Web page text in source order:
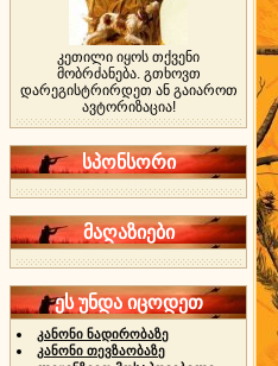
კეთილი იყოს თქვენი
მობრძანება. გთხოვთ
დარეგისტრირდეთ ან გაიაროთ
ავტორიზაცია!
სპონსორი
მაღაზიები
ეს უნდა იცოდეთ
კანონი ნადირობაზე
კანონი თევზაობაზე